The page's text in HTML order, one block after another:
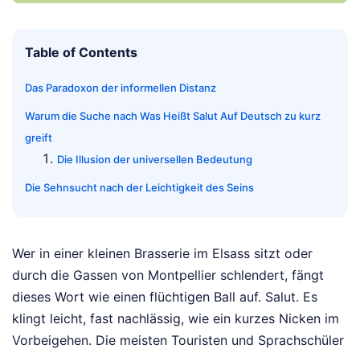
Table of Contents
Das Paradoxon der informellen Distanz
Warum die Suche nach Was Heißt Salut Auf Deutsch zu kurz
greift
Die Illusion der universellen Bedeutung
Die Sehnsucht nach der Leichtigkeit des Seins
Wer in einer kleinen Brasserie im Elsass sitzt oder
durch die Gassen von Montpellier schlendert, fängt
dieses Wort wie einen flüchtigen Ball auf. Salut. Es
klingt leicht, fast nachlässig, wie ein kurzes Nicken im
Vorbeigehen. Die meisten Touristen und Sprachschüler